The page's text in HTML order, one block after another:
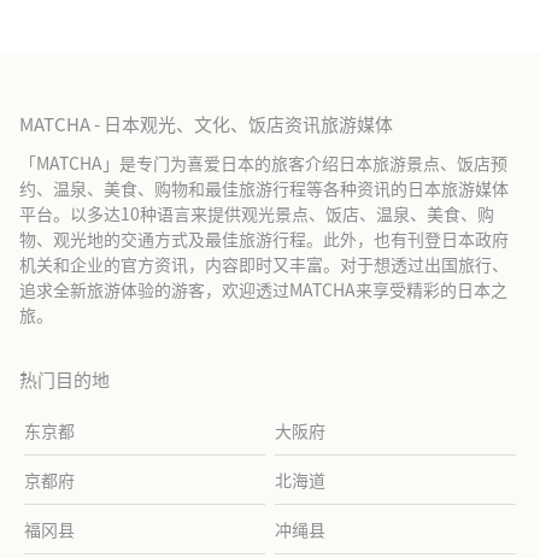
MATCHA - 日本观光、文化、饭店资讯旅游媒体
「MATCHA」是专门为喜爱日本的旅客介绍日本旅游景点、饭店预
约、温泉、美食、购物和最佳旅游行程等各种资讯的日本旅游媒体
平台。以多达10种语言来提供观光景点、饭店、温泉、美食、购
物、观光地的交通方式及最佳旅游行程。此外，也有刊登日本政府
机关和企业的官方资讯，内容即时又丰富。对于想透过出国旅行、
追求全新旅游体验的游客，欢迎透过MATCHA来享受精彩的日本之
旅。
热门目的地
东京都 大阪府
京都府 北海道
福冈县 冲绳县